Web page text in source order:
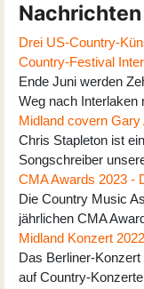
Nachrichten
Drei US-Country-
Country-Festival
Ende Juni werden
Weg nach
Midland covern
Chris Stapleton ist
Songschreiber
CMA Awards 2023 -
Die Country Music
jährlichen CMA
Midland Konzert
Das Berliner-
auf Country-